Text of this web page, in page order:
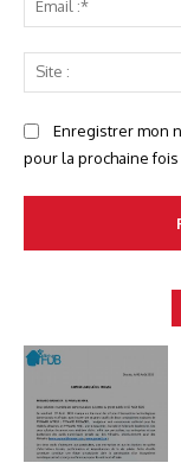
Enregistrer mon
pour la prochaine